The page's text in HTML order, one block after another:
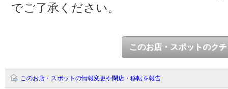
でご了承ください。
このお店・スポットのク
このお店・スポットの情報変更や閉店・移転を報告